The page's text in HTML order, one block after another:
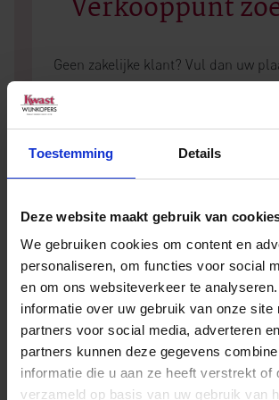
Toestemming Details
Deze website maakt gebruik van
We gebruiken cookies om content en
personaliseren, om functies voor social
en om ons websiteverkeer te
informatie over uw gebruik van onze site
partners voor social media, adverteren
partners kunnen deze gegevens
informatie die u aan ze heeft verstrekt of
verzameld op basis van uw gebruik van
Verkooppunt
Geen zakelijke klant? Vul dan uw
Andere wijnen van